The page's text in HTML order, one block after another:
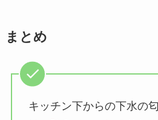
まとめ
キッチン下からの下水の